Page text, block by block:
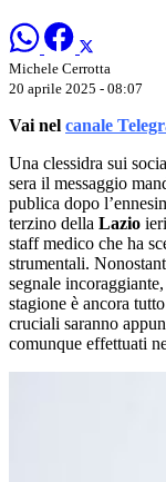
Michele Cerrotta
20 aprile 2025 - 08:07
Vai nel canale
Una clessidra sui
sera il messaggio
publica dopo
terzino della Lazio
staff medico che ha
strumentali.
segnale
stagione è ancora
cruciali saranno
comunque effettuati